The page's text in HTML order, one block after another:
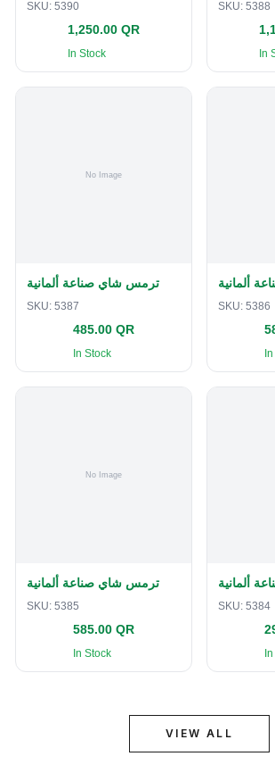
SKU: 5390
1,250.00 QR
In Stock
SKU: 5388
In
ترمس شاي صناعة ألمانية
SKU: 5387
485.00 QR
In Stock
ألمانية
SKU: 5386
ترمس شاي صناعة ألمانية
SKU: 5385
585.00 QR
In Stock
ألمانية
SKU: 5384
VIEW ALL